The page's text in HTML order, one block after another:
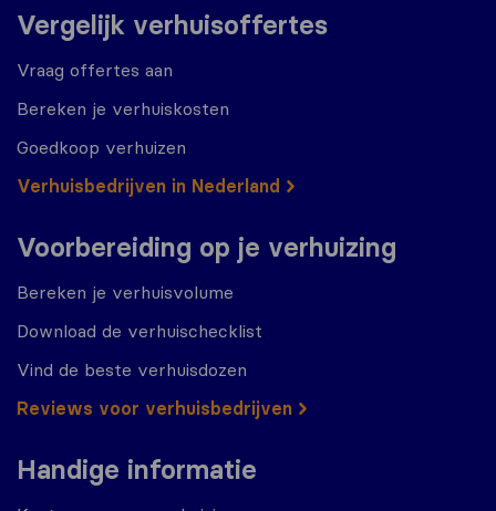
Vergelijk verhuisoffertes
Vraag offertes aan
Bereken je verhuiskosten
Goedkoop verhuizen
Verhuisbedrijven in Nederland
Voorbereiding op je verhuizing
Bereken je verhuisvolume
Download de verhuischecklist
Vind de beste verhuisdozen
Reviews voor verhuisbedrijven
Handige informatie